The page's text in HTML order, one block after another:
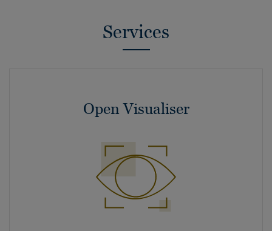
Services
Open Visualiser